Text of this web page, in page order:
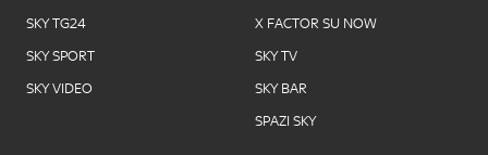
SKY TG24
SKY SPORT
SKY VIDEO
X FACTOR SU NOW
SKY TV
SKY BAR
SPAZI SKY